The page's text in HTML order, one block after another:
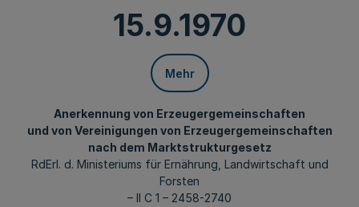
15.9.1970
Mehr
Anerkennung von Erzeugergemeinschaften
und von Vereinigungen von Erzeugergemeinschaften
nach dem Marktstrukturgesetz
RdErl. d. Ministeriums für Ernährung, Landwirtschaft und
Forsten
– II C 1 – 2458-2740